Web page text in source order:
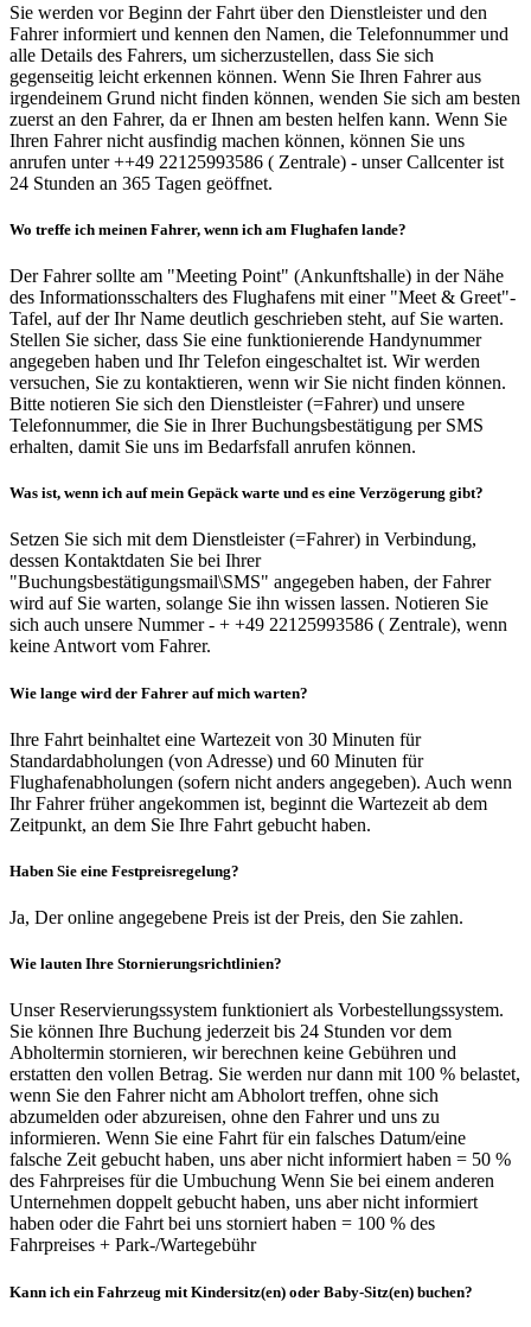
Sie werden vor Beginn der Fahrt über den Dienstleister und den
Fahrer informiert und kennen den Namen, die Telefonnummer und
alle Details des Fahrers, um sicherzustellen, dass Sie sich
gegenseitig leicht erkennen können. Wenn Sie Ihren Fahrer aus
irgendeinem Grund nicht finden können, wenden Sie sich am besten
zuerst an den Fahrer, da er Ihnen am besten helfen kann. Wenn Sie
Ihren Fahrer nicht ausfindig machen können, können Sie uns
anrufen unter ++49 22125993586 ( Zentrale) - unser Callcenter ist
24 Stunden an 365 Tagen geöffnet.
Wo treffe ich meinen Fahrer, wenn ich am Flughafen lande?
Der Fahrer sollte am "Meeting Point" (Ankunftshalle) in der Nähe
des Informationsschalters des Flughafens mit einer "Meet & Greet"-
Tafel, auf der Ihr Name deutlich geschrieben steht, auf Sie warten.
Stellen Sie sicher, dass Sie eine funktionierende Handynummer
angegeben haben und Ihr Telefon eingeschaltet ist. Wir werden
versuchen, Sie zu kontaktieren, wenn wir Sie nicht finden können.
Bitte notieren Sie sich den Dienstleister (=Fahrer) und unsere
Telefonnummer, die Sie in Ihrer Buchungsbestätigung per SMS
erhalten, damit Sie uns im Bedarfsfall anrufen können.
Was ist, wenn ich auf mein Gepäck warte und es eine Verzögerung gibt?
Setzen Sie sich mit dem Dienstleister (=Fahrer) in Verbindung,
dessen Kontaktdaten Sie bei Ihrer
"Buchungsbestätigungsmail\SMS" angegeben haben, der Fahrer
wird auf Sie warten, solange Sie ihn wissen lassen. Notieren Sie
sich auch unsere Nummer - + +49 22125993586 ( Zentrale), wenn
keine Antwort vom Fahrer.
Wie lange wird der Fahrer auf mich warten?
Ihre Fahrt beinhaltet eine Wartezeit von 30 Minuten für
Standardabholungen (von Adresse) und 60 Minuten für
Flughafenabholungen (sofern nicht anders angegeben). Auch wenn
Ihr Fahrer früher angekommen ist, beginnt die Wartezeit ab dem
Zeitpunkt, an dem Sie Ihre Fahrt gebucht haben.
Haben Sie eine Festpreisregelung?
Ja, Der online angegebene Preis ist der Preis, den Sie zahlen.
Wie lauten Ihre Stornierungsrichtlinien?
Unser Reservierungssystem funktioniert als Vorbestellungssystem.
Sie können Ihre Buchung jederzeit bis 24 Stunden vor dem
Abholtermin stornieren, wir berechnen keine Gebühren und
erstatten den vollen Betrag. Sie werden nur dann mit 100 % belastet,
wenn Sie den Fahrer nicht am Abholort treffen, ohne sich
abzumelden oder abzureisen, ohne den Fahrer und uns zu
informieren. Wenn Sie eine Fahrt für ein falsches Datum/eine
falsche Zeit gebucht haben, uns aber nicht informiert haben = 50 %
des Fahrpreises für die Umbuchung Wenn Sie bei einem anderen
Unternehmen doppelt gebucht haben, uns aber nicht informiert
haben oder die Fahrt bei uns storniert haben = 100 % des
Fahrpreises + Park-/Wartegebühr
Kann ich ein Fahrzeug mit Kindersitz(en) oder Baby-Sitz(en) buchen?